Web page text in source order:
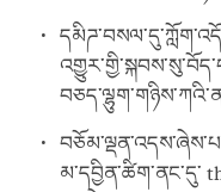
མ་དབྱིན་ཚིག་ནང་དུ་